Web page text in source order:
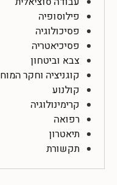
פילוסופיה
פסיכולוגיה
פסיכיאטריה
צבא וביטחון
קוגניציה וחקר המוח
קולנוע
קרימינולוגיה
רפואה
תיאטרון
תקשורת